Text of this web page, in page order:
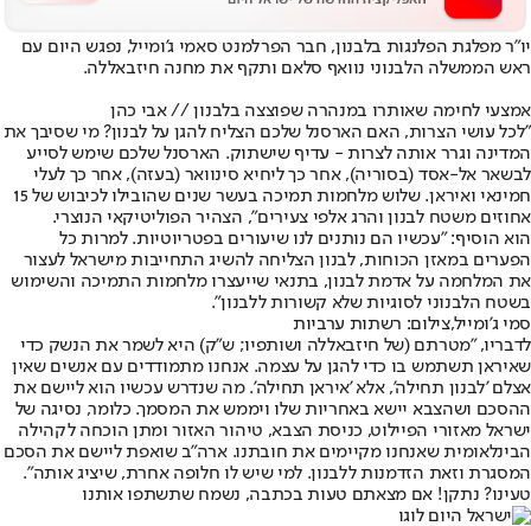
יו"ר מפלגת הפלנגות בלבנון, חבר הפרלמנט סאמי ג'ומייל, נפגש היום עם
ראש הממשלה הלבנוני נוואף סלאם ותקף את מחנה חיזבאללה.
אמצעי לחימה שאותרו במנהרה שפוצצה בלבנון // אבי כהן
"לכל עושי הצרות, האם הארסנל שלכם הצליח להגן על לבנון? מי שסיבך את
המדינה וגרר אותה לצרות - עדיף שישתוק. הארסנל שלכם שימש לסייע
לבשאר אל-אסד (בסוריה), אחר כך ליחיא סינוואר (בעזה), אחר כך לעלי
חמינאי ואיראן. שלוש מלחמות תמיכה בעשר שנים שהובילו לכיבוש של 15
אחוזים משטח לבנון והרג אלפי צעירים", הצהיר הפוליטיקאי הנוצרי.
הוא הוסיף: "עכשיו הם נותנים לנו שיעורים בפטריוטיות. למרות כל
הפערים במאזן הכוחות, לבנון הצליחה להשיג התחייבות מישראל לעצור
את המלחמה על אדמת לבנון, בתנאי שייעצרו מלחמות התמיכה והשימוש
בשטח הלבנוני לסוגיות שלא קשורות ללבנון".
סמי ג'ומייל,צילום: רשתות ערביות
לדבריו, "מטרתם (של חיזבאללה ושותפיו; ש"ק) היא לשמר את הנשק כדי
שאיראן תשתמש בו כדי להגן על עצמה. אנחנו מתמודדים עם אנשים שאין
אצלם 'לבנון תחילה', אלא 'איראן תחילה'. מה שנדרש עכשיו הוא ליישם את
ההסכם ושהצבא יישא באחריות שלו ויממש את המסמך. כלומר, נסיגה של
ישראל מאזורי הפיילוט, כניסת הצבא, טיהור האזור ומתן הוכחה לקהילה
הבינלאומית שאנחנו מקיימים את חובתנו. ארה"ב שואפת ליישם את הסכם
המסגרת וזאת הזדמנות ללבנון. למי שיש לו חלופה אחרת, שיציג אותה".
טעינו? נתקן! אם מצאתם טעות בכתבה, נשמח שתשתפו אותנו